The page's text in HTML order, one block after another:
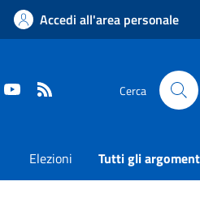
Accedi all'area personale
Faceboook
Youtube Cerca
Elezioni Tutti gli